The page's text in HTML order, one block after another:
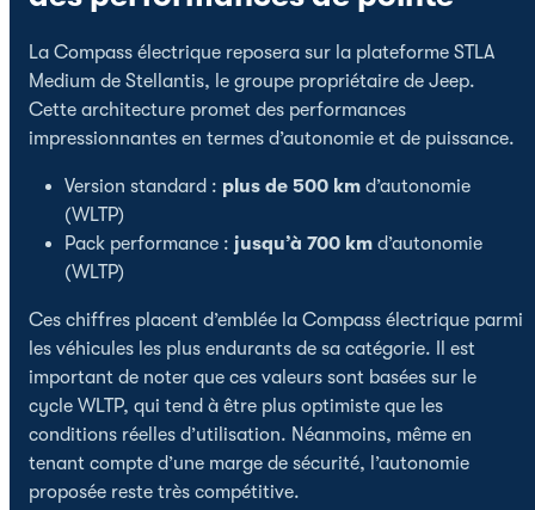
La Compass électrique reposera sur la plateforme STLA
Medium de Stellantis, le groupe propriétaire de Jeep.
Cette architecture promet des performances
impressionnantes en termes d’autonomie et de puissance.
Version standard : plus de 500 km d’autonomie
(WLTP)
Pack performance : jusqu’à 700 km d’autonomie
(WLTP)
Ces chiffres placent d’emblée la Compass électrique parmi
les véhicules les plus endurants de sa catégorie. Il est
important de noter que ces valeurs sont basées sur le
cycle WLTP, qui tend à être plus optimiste que les
conditions réelles d’utilisation. Néanmoins, même en
tenant compte d’une marge de sécurité, l’autonomie
proposée reste très compétitive.